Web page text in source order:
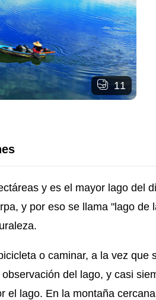
11
y es el mayor lago del
y por eso se llama "lago
o caminar, a la vez
del lago, y casi
lago. En la montaña